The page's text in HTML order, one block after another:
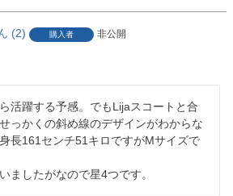
2 購入者
非公開
活躍する予感。でもLijaスコートと合
っかくの斜め線のデザインがわからな
長161センチ51キロですがMサイズで
ましたがなので星4つです。